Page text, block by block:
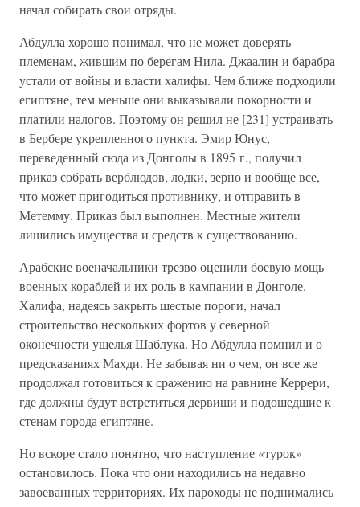
начал собирать свои отряды.
Абдулла хорошо понимал, что не может доверять
племенам, жившим по берегам Нила. Джаалин и барабра
устали от войны и власти халифы. Чем ближе подходили
египтяне, тем меньше они выказывали покорности и
платили налогов. Поэтому он решил не [231] устраивать
в Бербере укрепленного пункта. Эмир Юнус,
переведенный сюда из Донголы в 1895 г., получил
приказ собрать верблюдов, лодки, зерно и вообще все,
что может пригодиться противнику, и отправить в
Метемму. Приказ был выполнен. Местные жители
лишились имущества и средств к существованию.
Арабские военачальники трезво оценили боевую мощь
военных кораблей и их роль в кампании в Донголе.
Халифа, надеясь закрыть шестые пороги, начал
строительство нескольких фортов у северной
оконечности ущелья Шаблука. Но Абдулла помнил и о
предсказаниях Махди. Не забывая ни о чем, он все же
продолжал готовиться к сражению на равнине Керрери,
где должны будут встретиться дервиши и подошедшие к
стенам города египтяне.
Но вскоре стало понятно, что наступление «турок»
остановилось. Пока что они находились на недавно
завоеванных территориях. Их пароходы не поднимались